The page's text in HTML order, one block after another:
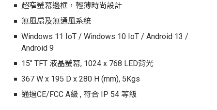
超窄螢幕邊框，輕薄時尚設計
無風扇及無通風系統
Windows 11 IoT / Windows 10 IoT / Android 13 /
Android 9
15" TFT 液晶螢幕, 1024 x 768 LED背光
367 W x 195 D x 280 H (mm), 5Kgs
通過CE/FCC A級 , 符合 IP 54 等級